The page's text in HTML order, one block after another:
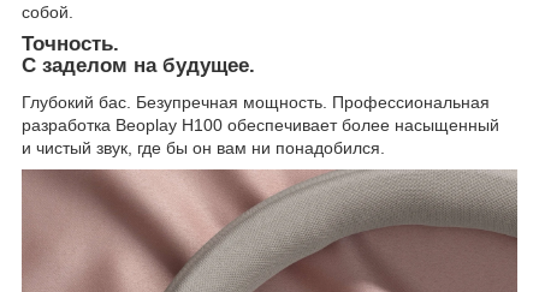
собой.
Точность.
С заделом на будущее.
Глубокий бас. Безупречная мощность. Профессиональная
разработка Beoplay H100 обеспечивает более насыщенный
и чистый звук, где бы он вам ни понадобился.